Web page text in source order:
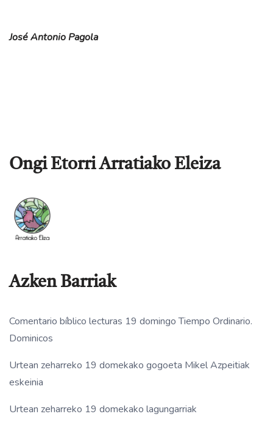
José Antonio Pagola
Ongi Etorri Arratiako Eleiza
Azken Barriak
Comentario bíblico lecturas 19 domingo Tiempo Ordinario.
Dominicos
Urtean zeharreko 19 domekako gogoeta Mikel Azpeitiak
eskeinia
Urtean zeharreko 19 domekako lagungarriak